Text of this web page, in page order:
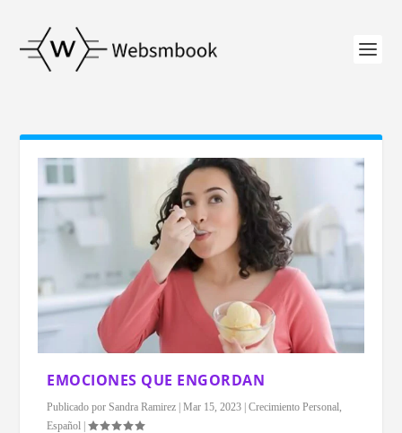
EMOCIONES QUE ENGORDAN
Publicado porSandra Ramirez |Mar 15, 2023 |Crecimiento Personal
Español |